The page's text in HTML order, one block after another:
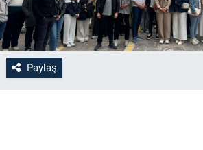
Paylaş
3.Sayfa
Medya
Bilim-Tek